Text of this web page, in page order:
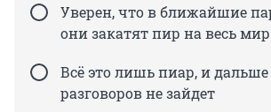
Уверен, что в ближайшие
они закатят пир на весь мир
Всё это лишь пиар, и дальше
разговоров не зайдет